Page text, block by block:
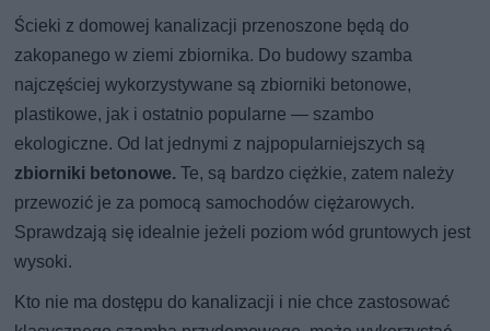
Ścieki z domowej kanalizacji przenoszone będą do
zakopanego w ziemi zbiornika. Do budowy szamba
najczęściej wykorzystywane są zbiorniki betonowe,
plastikowe, jak i ostatnio popularne — szambo
ekologiczne. Od lat jednymi z najpopularniejszych są
zbiorniki betonowe. Te, są bardzo ciężkie, zatem należy
przewozić je za pomocą samochodów ciężarowych.
Sprawdzają się idealnie jeżeli poziom wód gruntowych jest
wysoki.
Kto nie ma dostępu do kanalizacji i nie chce zastosować